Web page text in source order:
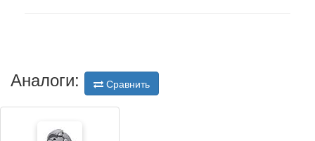
Аналоги: Сравнить